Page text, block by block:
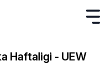
Haftaligi - UEW